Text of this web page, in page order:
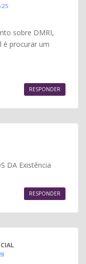
sobre DMRI,
é procurar um
RESPONDER
DA Existência
RESPONDER